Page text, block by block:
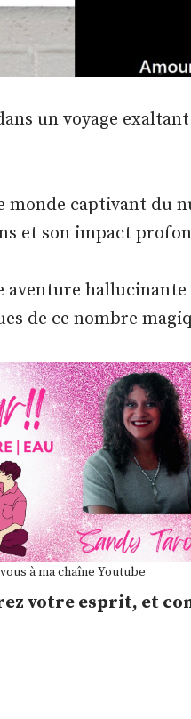
un voyage
captivant du
et son impact
aventure
de ce nombre
à ma chaîne Youtube
votre esprit, et